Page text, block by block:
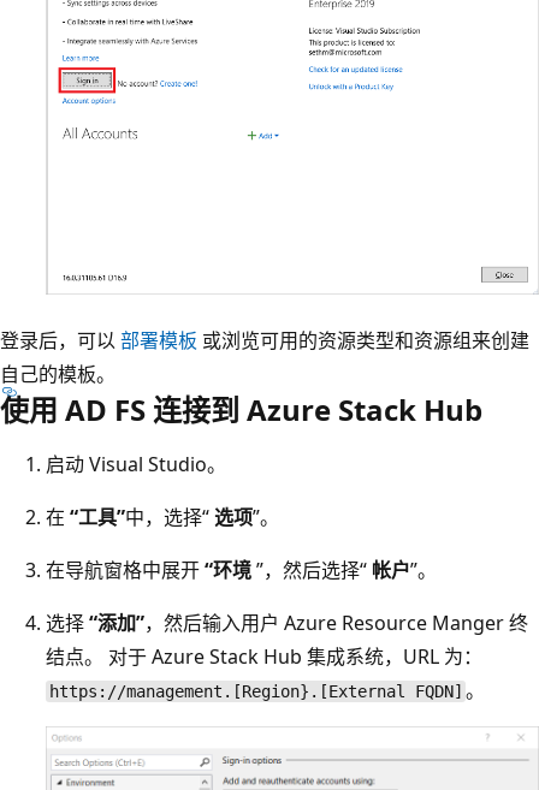
登录后，可以 部署模板 或浏览可用的资源类型和资源组来创建
自己的模板。
使用 AD FS 连接到 Azure Stack Hub
启动 Visual Studio。
在 “工具”中，选择“选项”。
在导航窗格中展开“环境”，然后选择“ 帐户”。
选择“添加”，然后输入用户 Azure Resource Manger 终
结点。 对于 Azure Stack Hub 集成系统，URL 为：
https://management.[Region}.[External FQDN] 。